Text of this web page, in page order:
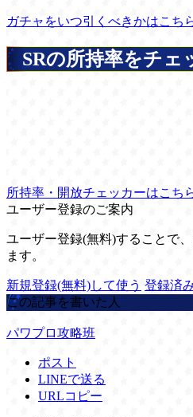
ガチャをいつ引くべきかはこち
SRの所持率をチェ
所持率・開放チェッカーはこち
ユーザー登録のご案内
ユーザー登録(無料)することで
ます。
新規登録(無料)して使う 登録済
この記事を書いた人
パワプロ攻略班
ポスト
LINEで送る
URLコピー